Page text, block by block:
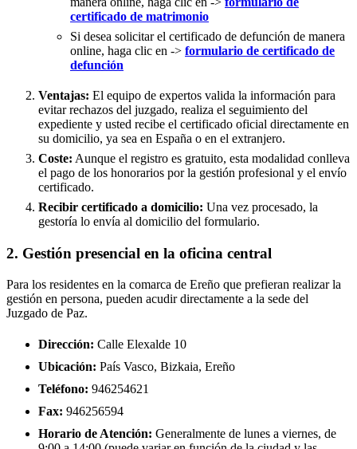
certificado de matrimonio
Si desea solicitar el certificado de defunción de manera
online, haga clic en -> formulario de certificado de
defunción
Ventajas: El equipo de expertos valida la información para
evitar rechazos del juzgado, realiza el seguimiento del
expediente y usted recibe el certificado oficial directamente en
su domicilio, ya sea en España o en el extranjero.
Coste: Aunque el registro es gratuito, esta modalidad conlleva
el pago de los honorarios por la gestión profesional y el envío
certificado.
Recibir certificado a domicilio: Una vez procesado, la
gestoría lo envía al domicilio del formulario.
2. Gestión presencial en la oficina central
Para los residentes en la comarca de Ereño que prefieran realizar la
gestión en persona, pueden acudir directamente a la sede del
Juzgado de Paz.
Dirección: Calle Elexalde 10
Ubicación: País Vasco, Bizkaia, Ereño
Teléfono: 946254621
Fax: 946256594
Horario de Atención: Generalmente de lunes a viernes, de